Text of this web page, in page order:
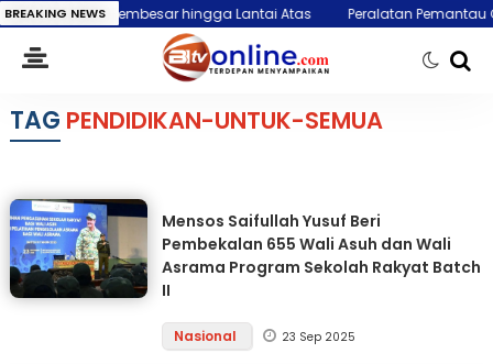
BREAKING NEWS
Api Membesar hingga Lantai Atas Peralatan Pemantau Gempa
TAG PENDIDIKAN-UNTUK-SEMUA
Mensos Saifullah Yusuf Beri
Pembekalan 655 Wali Asuh dan Wali
Asrama Program Sekolah Rakyat Batch
II
Nasional 23 Sep 2025